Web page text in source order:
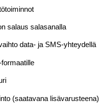
salaus salasanalla
data- ja SMS-yhteydellä
(saatavana lisävarusteena)